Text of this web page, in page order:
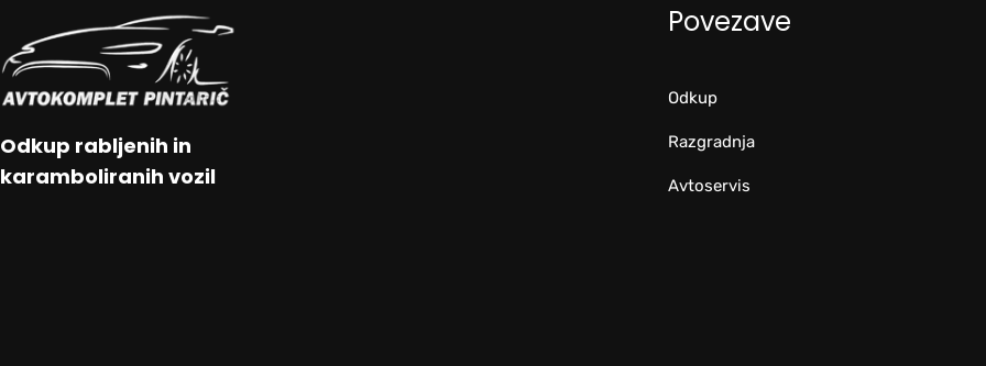
Odkup rabljenih in
karamboliranih vozil
Povezave
Odkup
Razgradnja
Avtoservis